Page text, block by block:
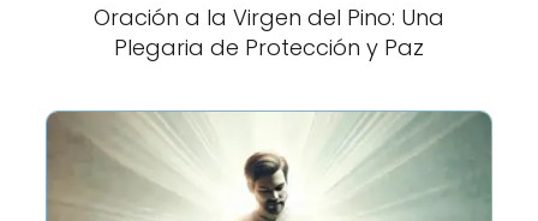
Oración a la Virgen del Pino: Una
Plegaria de Protección y Paz